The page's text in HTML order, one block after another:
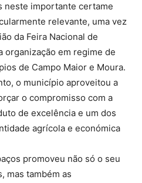
neste importante certame
relevante, uma vez
da Feira Nacional de
organização em regime de
de Campo Maior e Moura.
o município aproveitou a
o compromisso com a
de excelência e um dos
agrícola e económica
promoveu não só o seu
mas também as